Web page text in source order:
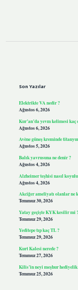
Son Yazılar
Elektrikte VA nedir ?
Ağustos 6, 2026
Kur’an’da yevm kelimesi kaç
Ağustos 6, 2026
Avène güneş kreminde
Ağustos 5, 2026
Balık yavrusuna ne denir ?
Ağustos 4, 2026
Alzheimer teşhisi nasıl
Ağustos 4, 2026
Akciğer ameliyatı olanlar ne
Temmuz 30, 2026
Yatay geçişte KYK kesilir mi
Temmuz 29, 2026
Yeditepe tıp kaç TL ?
Temmuz 29, 2026
Kurt Kalesi nerede ?
Temmuz 27, 2026
Kilis’in neyi meşhur hediyelik
Temmuz 25, 2026